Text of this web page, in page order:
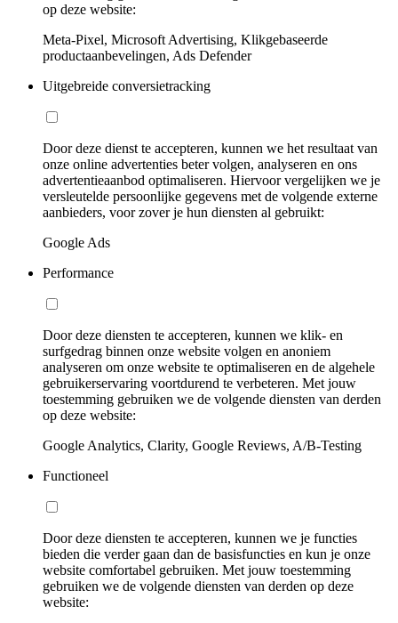
op deze website:
Meta-Pixel, Microsoft Advertising, Klikgebaseerde
productaanbevelingen, Ads Defender
Uitgebreide conversietracking
Door deze dienst te accepteren, kunnen we het resultaat van
onze online advertenties beter volgen, analyseren en ons
advertentieaanbod optimaliseren. Hiervoor vergelijken we je
versleutelde persoonlijke gegevens met de volgende externe
aanbieders, voor zover je hun diensten al gebruikt:
Google Ads
Performance
Door deze diensten te accepteren, kunnen we klik- en
surfgedrag binnen onze website volgen en anoniem
analyseren om onze website te optimaliseren en de algehele
gebruikerservaring voortdurend te verbeteren. Met jouw
toestemming gebruiken we de volgende diensten van derden
op deze website:
Google Analytics, Clarity, Google Reviews, A/B-Testing
Functioneel
Door deze diensten te accepteren, kunnen we je functies
bieden die verder gaan dan de basisfuncties en kun je onze
website comfortabel gebruiken. Met jouw toestemming
gebruiken we de volgende diensten van derden op deze
website: